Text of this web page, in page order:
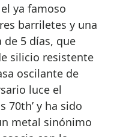
ya famoso
barriletes y una
5 días, que
silicio resistente
oscilante de
luce el
70th’ y ha sido
metal sinónimo